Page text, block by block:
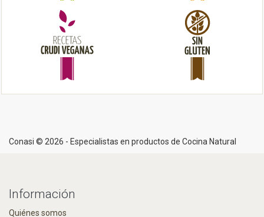
Conasi © 2026 - Especialistas en productos de Cocina Natural
Información
Quiénes somos